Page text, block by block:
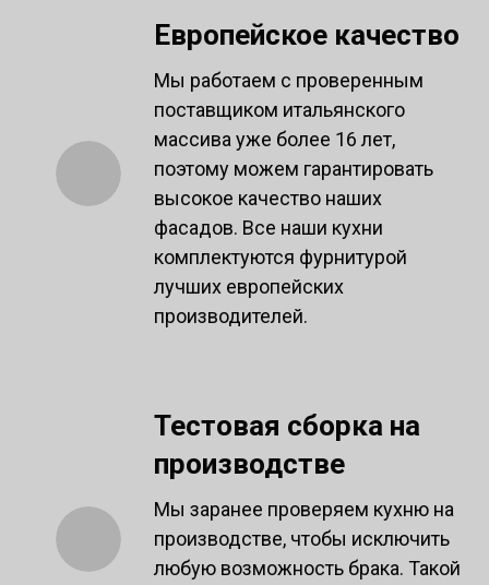
Европейское качество
Мы работаем с проверенным
поставщиком итальянского
массива уже более 16 лет,
поэтому можем гарантировать
высокое качество наших
фасадов. Все наши кухни
комплектуются фурнитурой
лучших европейских
производителей.
Тестовая сборка на
производстве
Мы заранее проверяем кухню на
производстве, чтобы исключить
любую возможность брака. Такой